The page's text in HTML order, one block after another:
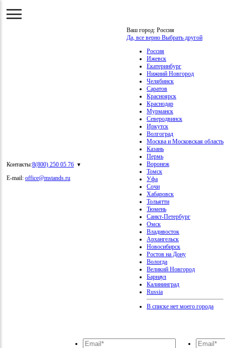
Контакты:8(800) 250 05 76
E-mail: office@mstands.ru
Ваш город: Россия
Да, все верно Выбрать другой
Россия
Ижевск
Екатеринбург
Нижний Новгород
Челябинск
Саратов
Красноярск
Краснодар
Мурманск
Северодвинск
Иркутск
Волгоград
Москва и Московская область
Казань
Пермь
Воронеж
Томск
Уфа
Сочи
Хабаровск
Тольятти
Тюмень
Санкт-Петербург
Омск
Владивосток
Архангельск
Новосибирск
Ростов на Дону
Вологда
Великий Новгород
Барнаул
Калининград
Russia
В списке нет моего города